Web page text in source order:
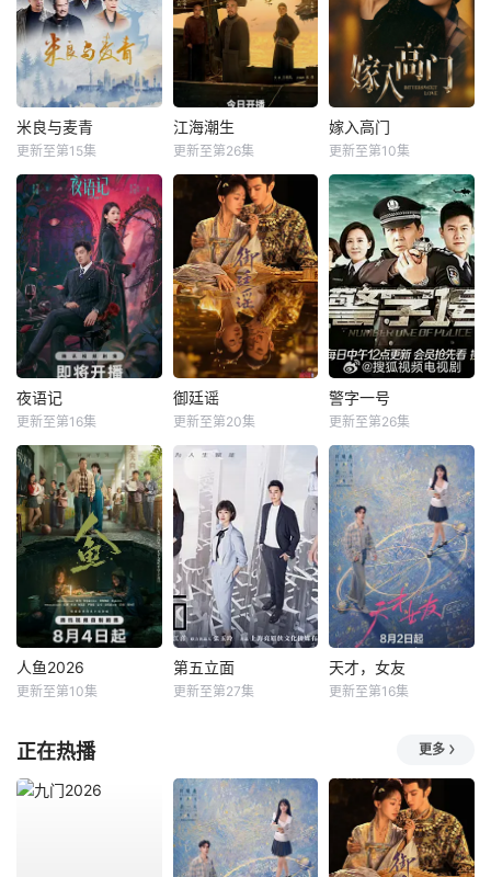
米良与麦青
更新至第15集
江海潮生
更新至第26集
嫁入高门
更新至第10集
夜语记
更新至第16集
御廷谣
更新至第20集
警字一号
更新至第26集
人鱼2026
更新至第10集
第五立面
更新至第27集
天才，女友
更新至第16集
正在热播 更多